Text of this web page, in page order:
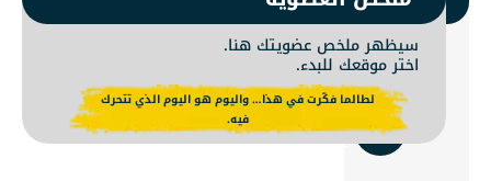
استخدم
الموقع
الحالي
سيظهر ملخص عضويتك هنا.
اختر موقعك للبدء.
لطالما فكّرت في هذا… واليوم هو اليوم الذي تتحرك
فيه.